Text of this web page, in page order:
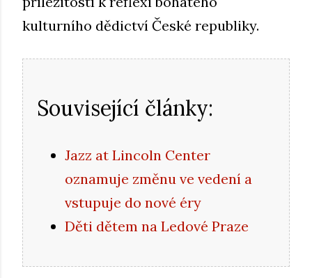
kulturního dědictví České republiky.
Související články:
Jazz at Lincoln Center
oznamuje změnu ve vedení a
vstupuje do nové éry
Děti dětem na Ledové Praze